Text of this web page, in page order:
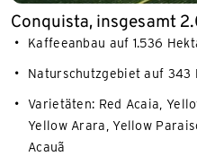
Conquista, insgesamt
Kaffeeanbau auf 1.536
Naturschutzgebiet auf 343
Varietäten: Red Acaia,
Yellow Arara, Yellow
Acauã